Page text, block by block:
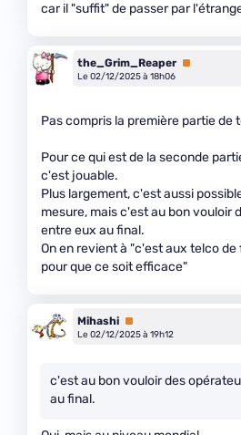
car il "suffit" de passer par
the_Grim_Reaper Premium
Le 02/12/2025 à 18h06
Pas compris la première partie de
Pour ce qui est de la seconde
c'est jouable.
Plus largement, c'est aussi
mesure, mais c'est au bon vouloir
entre eux au final.
On en revient à "c'est aux telco de
pour que ce soit efficace"
Mihashi Premium
Le 02/12/2025 à 19h12
c'est au bon vouloir des
au final.